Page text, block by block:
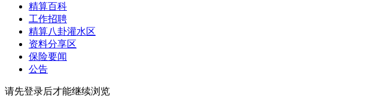
精算百科
工作招聘
精算八卦灌水区
资料分享区
保险要闻
公告
请先登录后才能继续浏览